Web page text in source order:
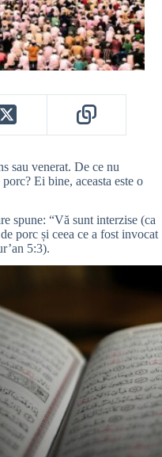
sau venerat. De ce nu
Ei bine, aceasta este o
spune: “Vă sunt interzise (ca
porc și ceea ce a fost invocat
5:3).